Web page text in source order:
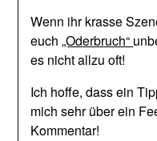
Wenn ihr krasse
euch„Oderbruch“
es nicht allzu oft!
Ich hoffe, dass ein
mich sehr über ein
Kommentar!